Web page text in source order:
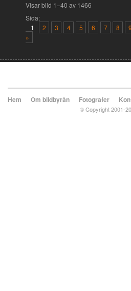
Visar bild 1–40 av 1466
Sida:
1
2 3 4 5 6 7 8 9
»
Hem Om bildbyrån Fotografer
© Copyright 2001-